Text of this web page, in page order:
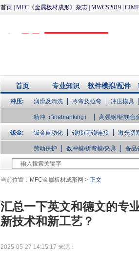
首页 MFC《金属板材成形》杂志 MWCS2019
首页 专业知识 软件模拟/配件
企业库
冲压: 润滑及清洗 冷弯及拉弯 冲压模具
精冲（fineblanking） 高强钢/铝镁合
钣金: 钣金自动化 铆接/无铆连接 激光切
劳动保护 数冲模/折弯模/夹具 备品
当前位置： MFC金属板材成形网 > 正文
汇总一下英文和德文的专
新技术和新工艺？
2025-05-27 14:15:17 来源：